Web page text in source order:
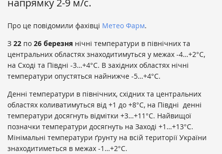
напрямку 2-9 м/с.
Про це повідомили фахівці Метео Фарм.
З 22 по 26 березня нічні температури в північних та
центральних областях знаходитимуться у межах -4…+2°С,
на Сході та Півдні -3…+4°С. В західних областях нічні
температури опустяться найнижче -5…+4°С.
Денні температури в північних, східних та центральних
областях коливатимуться від +1 до +8°С, на Півдні денні
температури досягнуть відмітки +3…+11°С. Найвищої
позначки температури досягнуть на Заході +1…+13°С.
Мінімальні температури ґрунту на всій території України
знаходитиметься в межах -1…+2°С.